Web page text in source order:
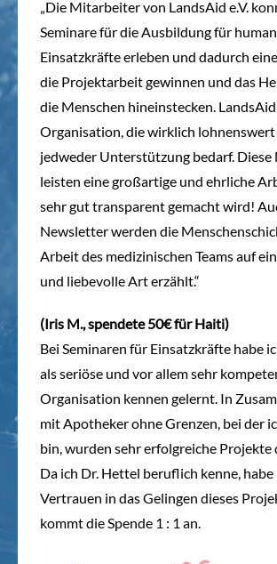
„Die Mitarbeiter von LandsAid e.V.
Seminare für die Ausbildung für
Einsatzkräfte erleben und dadurch
die Projektarbeit gewinnen und das
die Menschen hineinstecken.
Organisation, die wirklich
jedweder Unterstützung bedarf. Diese
leisten eine großartige und ehrliche
sehr gut transparent gemacht wird!
Newsletter werden die
Arbeit des medizinischen Teams auf
und liebevolle Art erzählt.“
(Iris M., spendete 50€ für Haiti)
Bei Seminaren für Einsatzkräfte habe
als seriöse und vor allem sehr
Organisation kennen gelernt. In
mit Apotheker ohne Grenzen, bei der
bin, wurden sehr erfolgreiche
Da ich Dr. Hettel beruflich kenne, habe
Vertrauen in das Gelingen dieses
kommt die Spende 1 : 1 an.